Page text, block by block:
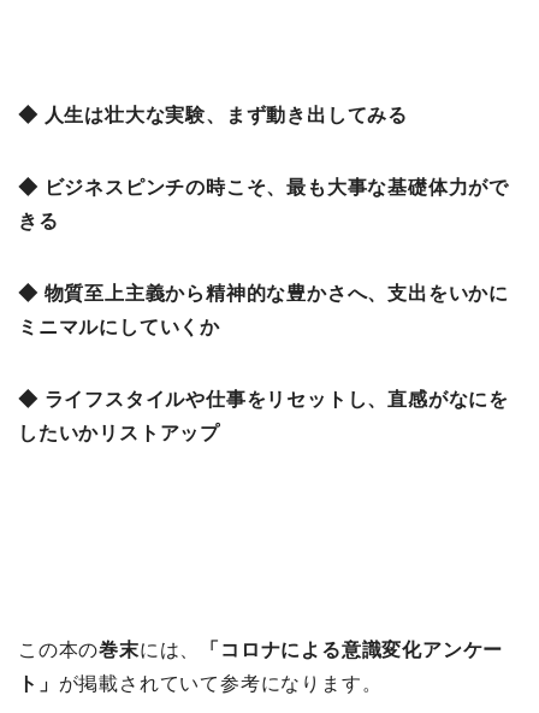
◆ 人生は壮大な実験、まず動き出してみる
◆ ビジネスピンチの時こそ、最も大事な基礎体力がで
きる
◆ 物質至上主義から精神的な豊かさへ、支出をいかに
ミニマルにしていくか
◆ ライフスタイルや仕事をリセットし、直感がなにを
したいかリストアップ
この本の巻末には、
「コロナによる意識変化アンケー
ト」 が掲載されていて参考になります。